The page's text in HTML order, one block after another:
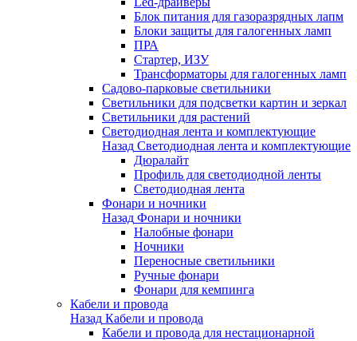
Блок питания для газоразрядных лапм
Блоки защиты для галогенных ламп
ПРА
Стартер, ИЗУ
Трансформаторы для галогенных ламп
Садово-парковые светильники
Светильники для подсветки картин и зеркал
Светильники для растений
Светодиодная лента и комплектующие
Назад Светодиодная лента и комплектующие
Дюралайт
Профиль для светодиодной ленты
Светодиодная лента
Фонари и ночники
Назад Фонари и ночники
Налобные фонари
Ночники
Переносные светильники
Ручные фонари
Фонари для кемпинга
Кабели и провода
Назад Кабели и провода
Кабели и провода для нестационарной